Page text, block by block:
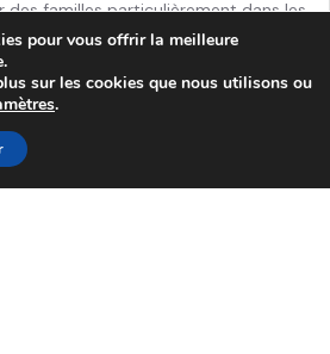
familles particulièrement dans les
pour vous offrir la meilleure
sur les cookies que nous utilisons ou
.